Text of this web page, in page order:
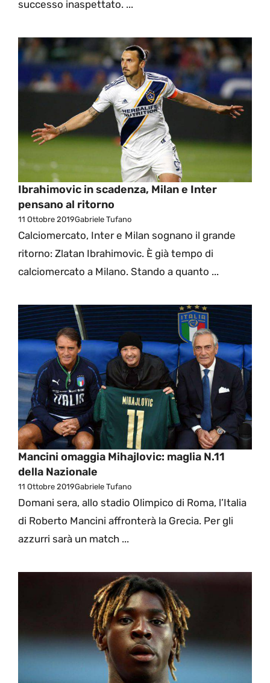
successo inaspettato. ...
Ibrahimovic in scadenza, Milan e Inter
pensano al ritorno
11 Ottobre 2019Gabriele Tufano
Calciomercato, Inter e Milan sognano il grande
ritorno: Zlatan Ibrahimovic. È già tempo di
calciomercato a Milano. Stando a quanto ...
Mancini omaggia Mihajlovic: maglia N.11
della Nazionale
11 Ottobre 2019Gabriele Tufano
Domani sera, allo stadio Olimpico di Roma, l’Italia
di Roberto Mancini affronterà la Grecia. Per gli
azzurri sarà un match ...